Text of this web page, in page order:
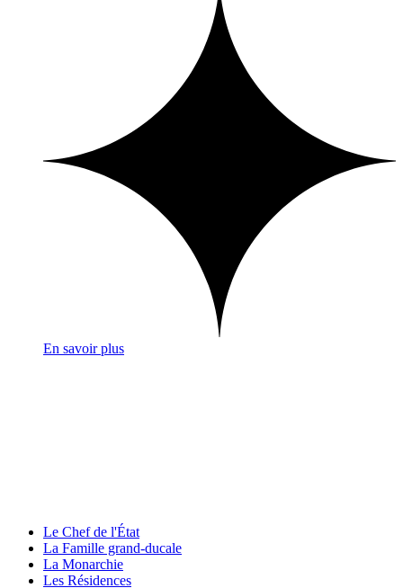
En savoir plus
Le Chef de l'État
La Famille grand-ducale
La Monarchie
Les Résidences